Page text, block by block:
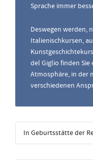
Sprache immer
Deswegen werden,
Italienischkursen,
del Giglio finden
Atmosphäre, in der
verschiedenen
In Geburtsstätte der